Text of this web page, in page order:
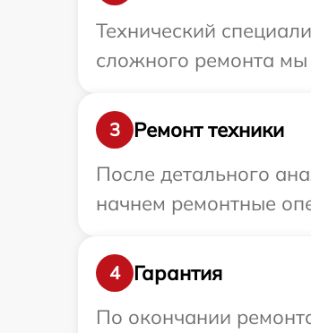
Технический
сложного ремонта мы
3
Ремонт техники
После детального
начнем ремонтные
4
Гарантия
По окончании